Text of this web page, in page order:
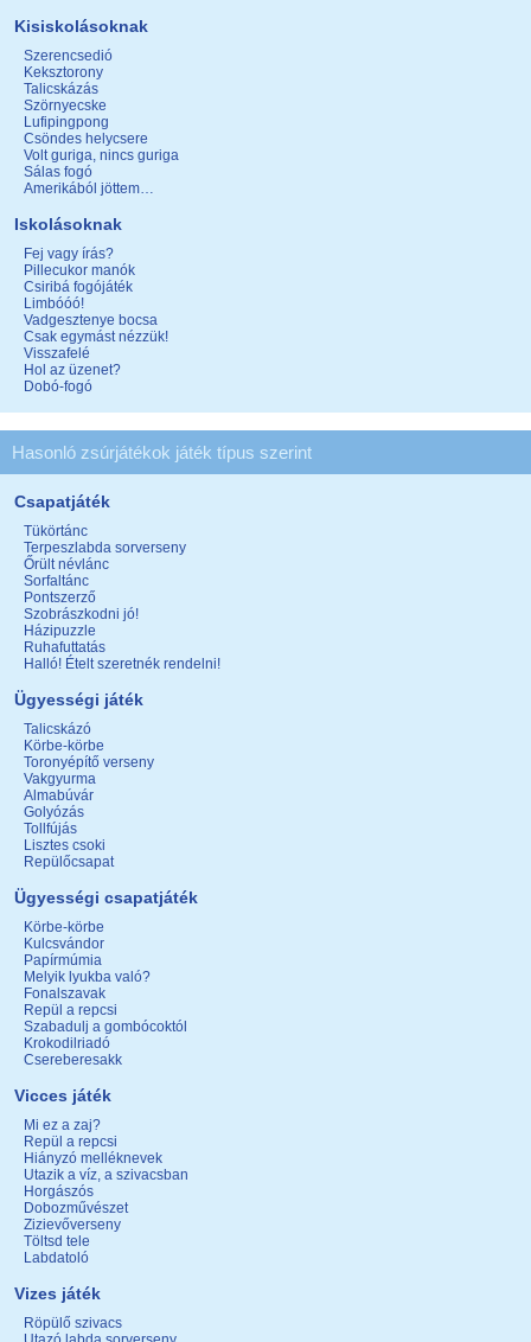
Kisiskolásoknak
Szerencsedió
Keksztorony
Talicskázás
Szörnyecske
Lufipingpong
Csöndes helycsere
Volt guriga, nincs guriga
Sálas fogó
Amerikából jöttem…
Iskolásoknak
Fej vagy írás?
Pillecukor manók
Csiribá fogójáték
Limbóóó!
Vadgesztenye bocsa
Csak egymást nézzük!
Visszafelé
Hol az üzenet?
Dobó-fogó
Hasonló zsúrjátékok játék típus szerint
Csapatjáték
Tükörtánc
Terpeszlabda sorverseny
Őrült névlánc
Sorfaltánc
Pontszerző
Szobrászkodni jó!
Házipuzzle
Ruhafuttatás
Halló! Ételt szeretnék rendelni!
Ügyességi játék
Talicskázó
Körbe-körbe
Toronyépítő verseny
Vakgyurma
Almabúvár
Golyózás
Tollfújás
Lisztes csoki
Repülőcsapat
Ügyességi csapatjáték
Körbe-körbe
Kulcsvándor
Papírmúmia
Melyik lyukba való?
Fonalszavak
Repül a repcsi
Szabadulj a gombócoktól
Krokodilriadó
Csereberesakk
Vicces játék
Mi ez a zaj?
Repül a repcsi
Hiányzó melléknevek
Utazik a víz, a szivacsban
Horgászós
Dobozművészet
Zizievőverseny
Töltsd tele
Labdatoló
Vizes játék
Röpülő szivacs